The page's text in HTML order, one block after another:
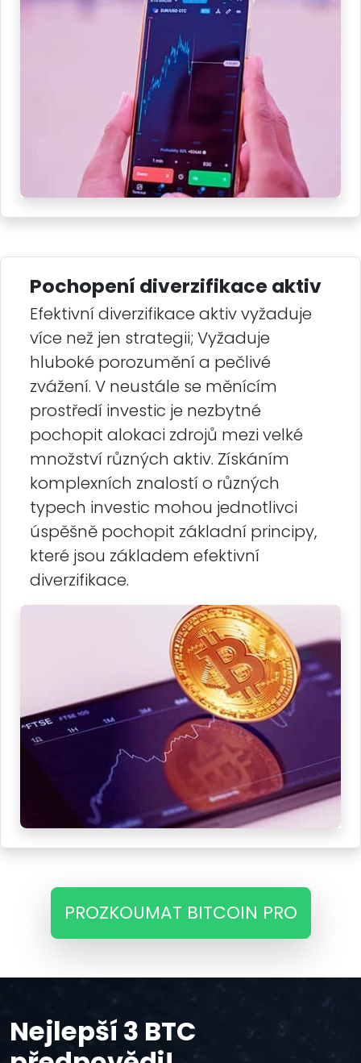
Pochopení diverzifikace aktiv
Efektivní diverzifikace aktiv vyžaduje
více než jen strategii; Vyžaduje
hluboké porozumění a pečlivé
zvážení. V neustále se měnícím
prostředí investic je nezbytné
pochopit alokaci zdrojů mezi velké
množství různých aktiv. Získáním
komplexních znalostí o různých
typech investic mohou jednotlivci
úspěšně pochopit základní principy,
které jsou základem efektivní
diverzifikace.
PROZKOUMAT BITCOIN PRO
Nejlepší 3 BTC